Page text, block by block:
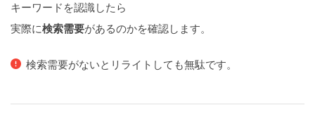
キーワードを認識したら
実際に検索需要があるのかを確認します。
検索需要がないとリライトしても無駄です。